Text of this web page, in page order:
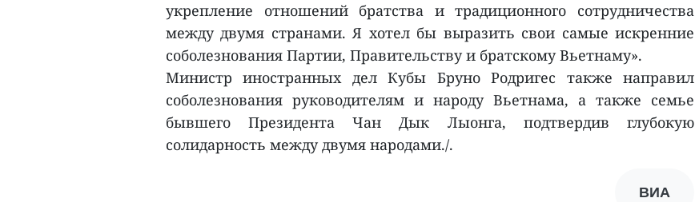
укрепление отношений братства и традиционного сотрудничества
между двумя странами. Я хотел бы выразить свои самые искренние
соболезнования Партии, Правительству и братскому Вьетнаму».
Министр иностранных дел Кубы Бруно Родригес также направил
соболезнования руководителям и народу Вьетнама, а также семье
бывшего Президента Чан Дык Лыонга, подтвердив глубокую
солидарность между двумя народами./.
ВИА